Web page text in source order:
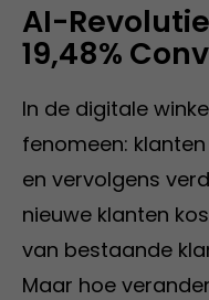
AI-
19,48%
In de digitale
fenomeen:
en vervolgens
nieuwe klanten
van bestaande
Maar hoe